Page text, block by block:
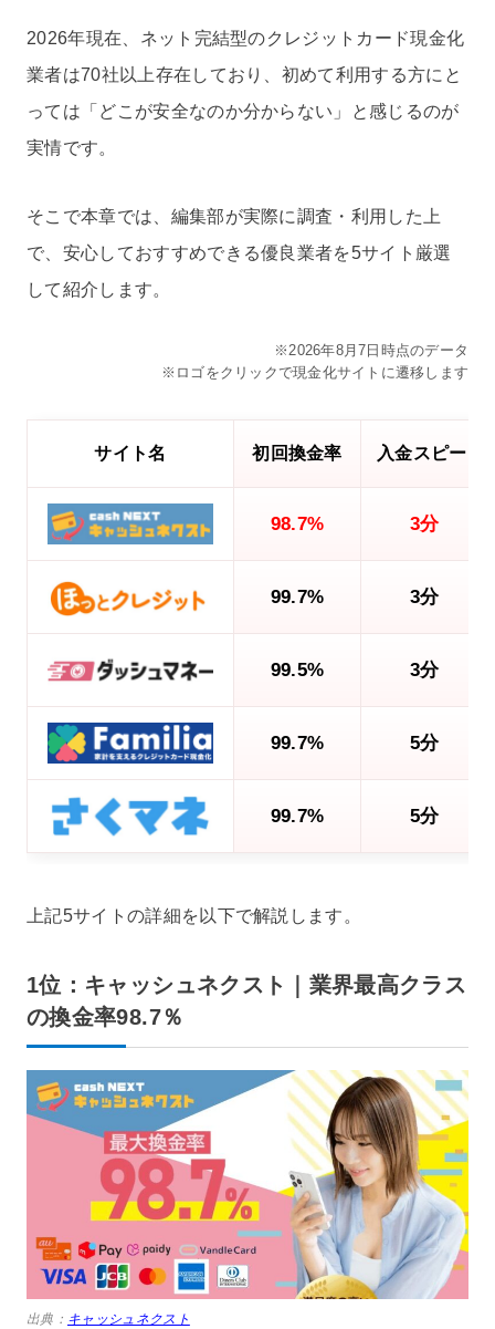
2026年現在、ネット完結型のクレジットカード現金化
業者は70社以上存在しており、初めて利用する方にと
っては「どこが安全なのか分からない」と感じるのが
実情です。
そこで本章では、編集部が実際に調査・利用した上
で、安心しておすすめできる優良業者を5サイト厳選
して紹介します。
※2026年8月7日時点のデータ
※ロゴをクリックで現金化サイトに遷移します
サイト名 初回換金率 入金スピード
98.7% 3分
99.7% 3分
99.5% 3分
99.7% 5分
99.7% 5分
上記5サイトの詳細を以下で解説します。
1位：キャッシュネクスト｜業界最高クラス
の換金率98.7％
出典： キャッシュネクスト